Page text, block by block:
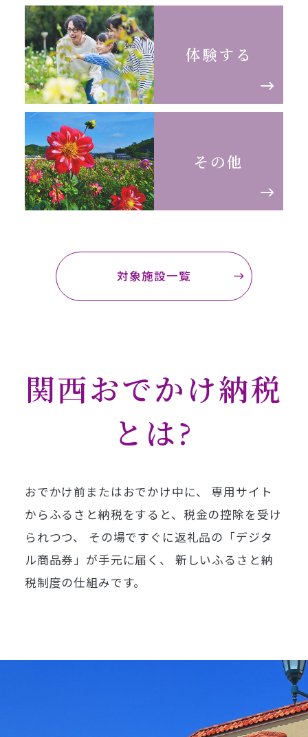
体験する
その他
対象施設一覧
関西おでかけ納税
とは?
おでかけ前またはおでかけ中に、
専用サイト
からふるさと納税をすると、税金の控除を受け
られつつ、
その場ですぐに返礼品の「デジタ
ル商品券」が手元に届く、
新しいふるさと納
税制度の仕組みです。